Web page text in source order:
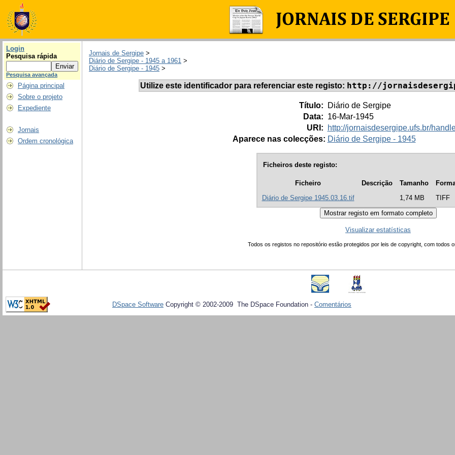
Login
Pesquisa rápida
Pesquisa avançada
Página principal
Sobre o projeto
Expediente
Jornais
Ordem cronológica
Jornais de Sergipe >
Diário de Sergipe - 1945 a 1961 >
Diário de Sergipe - 1945 >
Utilize este identificador para referenciar este registo: http://
Título:
Diário de Sergipe
Data: 16-Mar-1945
URI:
http://jornaisdesergipe.ufs.br/
Aparece nas colecções: Diário de Sergipe - 1945
Ficheiros deste registo:
Ficheiro Descrição Tamanho
Diário de Sergipe 1945.03.16.tif
1,74 MB TIFF
Visualizar estatísticas
Todos os registos no repositório estão protegidos por leis de copyright, com todos
DSpace Software Copyright © 2002-2009 The DSpace Foundation - Comentários